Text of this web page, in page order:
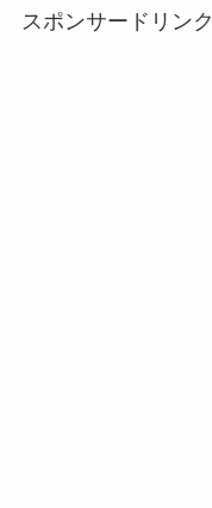
スポンサードリンク